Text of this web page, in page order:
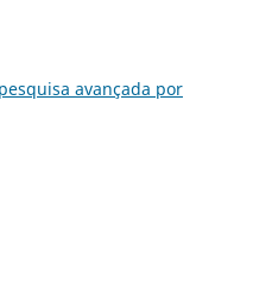
avançada por